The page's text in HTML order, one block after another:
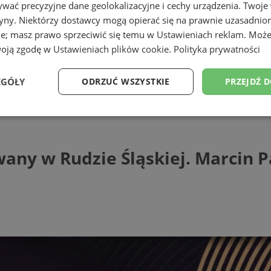
Śląskiej. Marcin Pater Trio
w Rudzie Śląskiej. Marcin
precyzyjne dane geolokalizacyjne i cechy urządzenia.
Niektórzy dostawcy mogą opierać się na prawnie
masz prawo sprzeciwić się temu w Ustawieniach reklam.
zgodę w Ustawieniach plików cookie. Polityka prywatności
PRZEJDŹ
ODRZUĆ WSZYSTKIE
Wydajność Targetowanie Funkcjonalność
niezbędnych plików cookie nie można prawidłowo korzystać ze strony